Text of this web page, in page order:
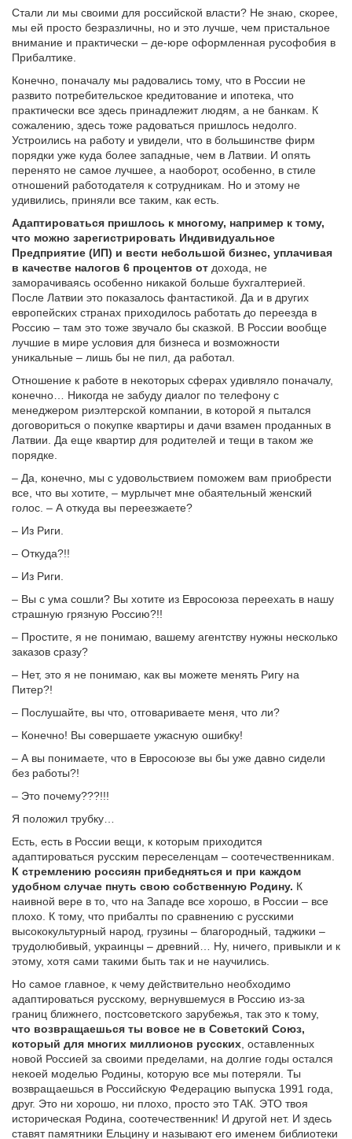
Стали ли мы своими для российской власти? Не знаю, скорее,
мы ей просто безразличны, но и это лучше, чем пристальное
внимание и практически – де-юре оформленная русофобия в
Прибалтике.
Конечно, поначалу мы радовались тому, что в России не
развито потребительское кредитование и ипотека, что
практически все здесь принадлежит людям, а не банкам. К
сожалению, здесь тоже радоваться пришлось недолго.
Устроились на работу и увидели, что в большинстве фирм
порядки уже куда более западные, чем в Латвии. И опять
перенято не самое лучшее, а наоборот, особенно, в стиле
отношений работодателя к сотрудникам. Но и этому не
удивились, приняли все таким, как есть.
Адаптироваться пришлось к многому, например к тому,
что можно зарегистрировать Индивидуальное
Предприятие (ИП) и вести небольшой бизнес, уплачивая
в качестве налогов 6 процентов от дохода, не
заморачиваясь особенно никакой больше бухгалтерией.
После Латвии это показалось фантастикой. Да и в других
европейских странах приходилось работать до переезда в
Россию – там это тоже звучало бы сказкой. В России вообще
лучшие в мире условия для бизнеса и возможности
уникальные – лишь бы не пил, да работал.
Отношение к работе в некоторых сферах удивляло поначалу,
конечно… Никогда не забуду диалог по телефону с
менеджером риэлтерской компании, в которой я пытался
договориться о покупке квартиры и дачи взамен проданных в
Латвии. Да еще квартир для родителей и тещи в таком же
порядке.
– Да, конечно, мы с удовольствием поможем вам приобрести
все, что вы хотите, – мурлычет мне обаятельный женский
голос. – А откуда вы переезжаете?
– Из Риги.
– Откуда?!!
– Из Риги.
– Вы с ума сошли? Вы хотите из Евросоюза переехать в нашу
страшную грязную Россию?!!
– Простите, я не понимаю, вашему агентству нужны несколько
заказов сразу?
– Нет, это я не понимаю, как вы можете менять Ригу на
Питер?!
– Послушайте, вы что, отговариваете меня, что ли?
– Конечно! Вы совершаете ужасную ошибку!
– А вы понимаете, что в Евросоюзе вы бы уже давно сидели
без работы?!
– Это почему???!!!
Я положил трубку…
Есть, есть в России вещи, к которым приходится
адаптироваться русским переселенцам – соотечественникам.
К стремлению россиян прибедняться и при каждом
удобном случае пнуть свою собственную Родину. К
наивной вере в то, что на Западе все хорошо, в России – все
плохо. К тому, что прибалты по сравнению с русскими
высококультурный народ, грузины – благородный, таджики –
трудолюбивый, украинцы – древний… Ну, ничего, привыкли и к
этому, хотя сами такими быть так и не научились.
Но самое главное, к чему действительно необходимо
адаптироваться русскому, вернувшемуся в Россию из-за
границ ближнего, постсоветского зарубежья, так это к тому,
что возвращаешься ты вовсе не в Советский Союз,
который для многих миллионов русских , оставленных
новой Россией за своими пределами, на долгие годы остался
некоей моделью Родины, которую все мы потеряли. Ты
возвращаешься в Российскую Федерацию выпуска 1991 года,
друг. Это ни хорошо, ни плохо, просто это ТАК. ЭТО твоя
историческая Родина, соотечественник! И другой нет. И здесь
ставят памятники Ельцину и называют его именем библиотеки